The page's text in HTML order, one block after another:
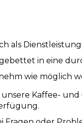
als
in eine
wie möglich
Kaffee-